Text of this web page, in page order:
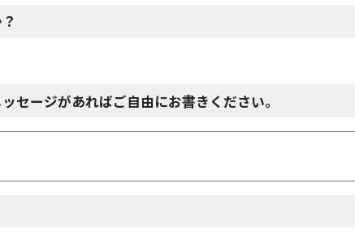
セージがあればご自由にお書きください。